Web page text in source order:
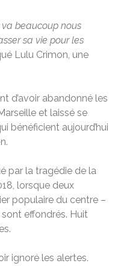
beaucoup nous
sa vie pour les
Lulu Crimon, une
d’avoir abandonné les
et laissé se
bénéficient aujourd’hui
par la tragédie de la
lorsque deux
populaire du centre –
effondrés. Huit
ignoré les alertes.